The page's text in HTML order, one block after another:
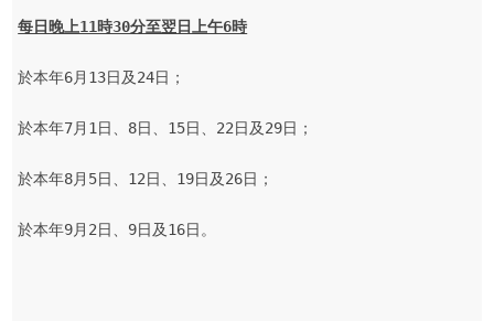
每日晚上11時30分至翌日上午6時
於本年6月13日及24日；
於本年7月1日、8日、15日、22日及29日；
於本年8月5日、12日、19日及26日；
於本年9月2日、9日及16日。